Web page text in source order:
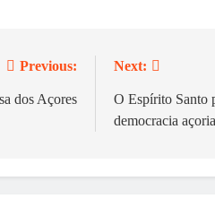
Previous:
dos Açores
Next:
O Espírito Santo
democracia